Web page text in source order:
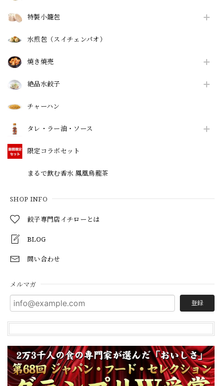
特製小籠包
水煎包（スイチェンパオ）
焼き焼売
絶品水餃子
チャーハン
タレ・ラー油・ソース
限定コラボセット
まるで飲む香水 鳳凰烏龍茶
SHOP INFO
餃子専門店イチローとは
BLOG
問い合わせ
メルマガ
登録